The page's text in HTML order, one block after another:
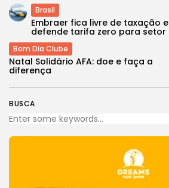
BUSCA
Brasil
Embraer fica livre de taxação e
defende tarifa zero para setor
Bom Dia Clube
Natal Solidário AFA: doe e faça a
diferença